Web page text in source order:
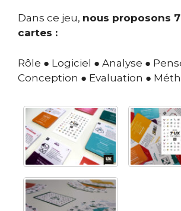
Dans ce jeu, nous proposons
cartes :
Rôle ● Logiciel ● Analyse ●
Conception ● Evaluation ●